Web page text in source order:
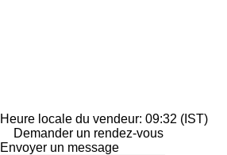
Heure locale du vendeur: 09:32 (IST)
Demander un rendez-vous
Envoyer un message